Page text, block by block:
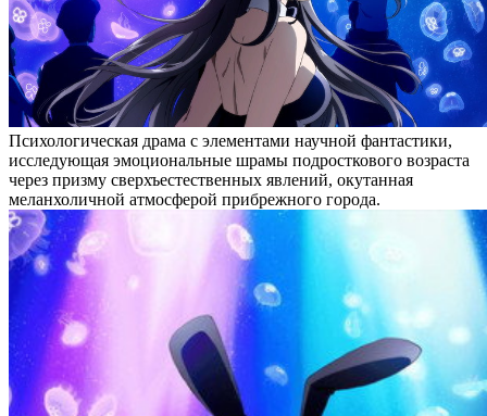
Психологическая драма с элементами научной фантастики,
исследующая эмоциональные шрамы подросткового возраста
через призму сверхъестественных явлений, окутанная
меланхоличной атмосферой прибрежного города.